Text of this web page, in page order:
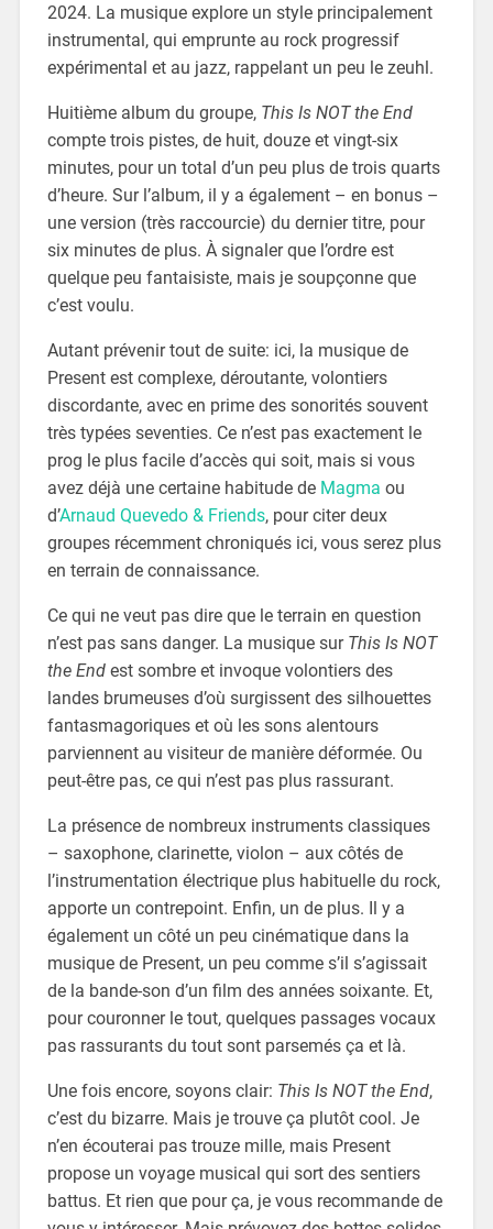
2024. La musique explore un style principalement
instrumental, qui emprunte au rock progressif
expérimental et au jazz, rappelant un peu le zeuhl.
Huitième album du groupe, This Is NOT the End
compte trois pistes, de huit, douze et vingt-six
minutes, pour un total d’un peu plus de trois quarts
d’heure. Sur l’album, il y a également – en bonus –
une version (très raccourcie) du dernier titre, pour
six minutes de plus. À signaler que l’ordre est
quelque peu fantaisiste, mais je soupçonne que
c’est voulu.
Autant prévenir tout de suite: ici, la musique de
Present est complexe, déroutante, volontiers
discordante, avec en prime des sonorités souvent
très typées seventies. Ce n’est pas exactement le
prog le plus facile d’accès qui soit, mais si vous
avez déjà une certaine habitude de Magma ou
d’Arnaud Quevedo & Friends, pour citer deux
groupes récemment chroniqués ici, vous serez plus
en terrain de connaissance.
Ce qui ne veut pas dire que le terrain en question
n’est pas sans danger. La musique sur This Is NOT
the Endest sombre et invoque volontiers des
landes brumeuses d’où surgissent des silhouettes
fantasmagoriques et où les sons alentours
parviennent au visiteur de manière déformée. Ou
peut-être pas, ce qui n’est pas plus rassurant.
La présence de nombreux instruments classiques
– saxophone, clarinette, violon – aux côtés de
l’instrumentation électrique plus habituelle du rock,
apporte un contrepoint. Enfin, un de plus. Il y a
également un côté un peu cinématique dans la
musique de Present, un peu comme s’il s’agissait
de la bande-son d’un film des années soixante. Et,
pour couronner le tout, quelques passages vocaux
pas rassurants du tout sont parsemés ça et là.
Une fois encore, soyons clair: This Is NOT the End,
c’est du bizarre. Mais je trouve ça plutôt cool. Je
n’en écouterai pas trouze mille, mais Present
propose un voyage musical qui sort des sentiers
battus. Et rien que pour ça, je vous recommande de